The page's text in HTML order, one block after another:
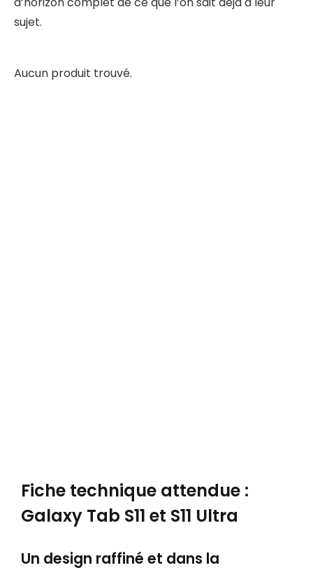
sujet.
Aucun produit trouvé.
Fiche technique attendue :
Galaxy Tab S11 et S11 Ultra
Un design raffiné et dans la